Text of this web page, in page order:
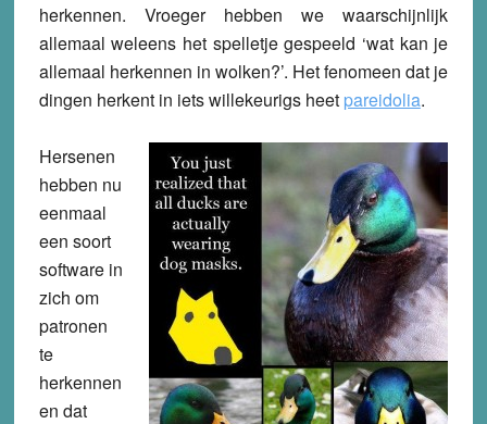
herkennen. Vroeger hebben we waarschijnlijk
allemaal weleens het spelletje gespeeld ‘wat kan je
allemaal herkennen in wolken?’. Het fenomeen dat je
dingen herkent in iets willekeurigs heet pareidolia.
Hersenen
hebben nu
eenmaal
een soort
software in
zich om
patronen
te
herkennen
en dat